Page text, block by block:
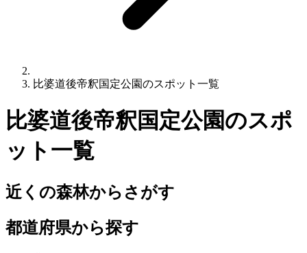
比婆道後帝釈国定公園のスポット一覧
比婆道後帝釈国定公園のスポ
ット一覧
近くの森林からさがす
都道府県から探す